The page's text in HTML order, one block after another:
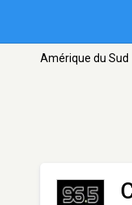
Amérique du Sud